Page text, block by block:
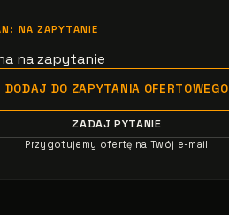
NA ZAPYTANIE
na zapytanie
DODAJ DO ZAPYTANIA OFERTOWEGO
ZADAJ PYTANIE
Przygotujemy ofertę na Twój e-mail